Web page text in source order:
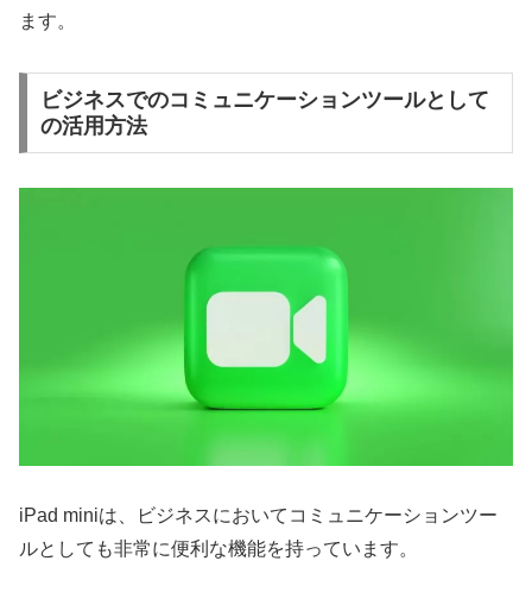
ます。
ビジネスでのコミュニケーションツールとして
の活用方法
iPad miniは、ビジネスにおいてコミュニケーションツー
ルとしても非常に便利な機能を持っています。